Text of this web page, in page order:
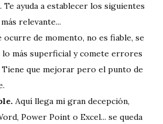
ayuda a establecer los siguientes
relevante...
ocurre de momento, no es fiable, se
lo más superficial y comete errores
que mejorar pero el punto de
Aquí llega mi gran decepción,
Power Point o Excel... se queda